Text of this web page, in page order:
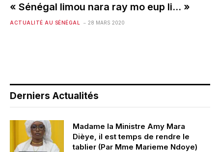
« Sénégal limou nara ray mo eup li… »
ACTUALITÉ AU SÉNÉGAL 28 MARS 2020
Derniers Actualités
Madame la Ministre Amy Mara
Dièye, il est temps de rendre le
tablier (Par Mme Marieme Ndoye)